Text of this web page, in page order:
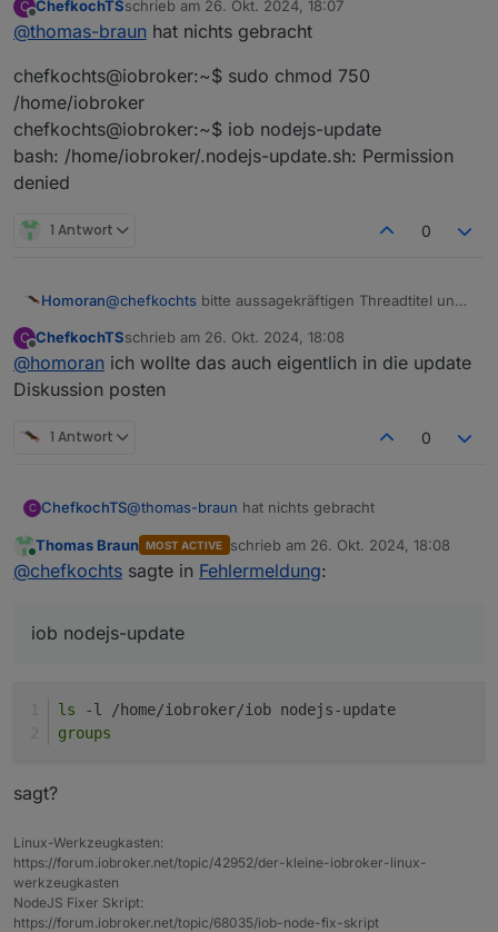
C
Offline
ChefkochTSschrieb am 26. Okt. 2024, 18:07
zuletzt editiert von
@thomas-braun hat nichts gebracht
chefkochts@iobroker:~$ sudo chmod 750
/home/iobroker
chefkochts@iobroker:~$ iob nodejs-update
bash: /home/iobroker/.nodejs-update.sh: Permission
denied
1 Antwort 0
Homoran@chefkochts bitte aussagekräftigen Threadtitel und
C
Offline
ChefkochTSschrieb am 26. Okt. 2024, 18:08
zuletzt editiert von
@homoran ich wollte das auch eigentlich in die update
Diskussion posten
1 Antwort 0
C ChefkochTS@thomas-braun hat nichts gebracht
chefkochts@iobroker:~$ sudo chmod 750
/home/iobroker
Permission denied
Online
Thomas Braun MOST ACTIVE schrieb am 26. Okt. 2024, 18:08
zuletzt editiert von
@chefkochts sagte in Fehlermeldung:
iob nodejs-update
ls -l /home/iobroker/iob nodejs-update
groups
sagt?
Linux-Werkzeugkasten:
https://forum.iobroker.net/topic/42952/der-kleine-iobroker-linux-
werkzeugkasten
NodeJS Fixer Skript:
https://forum.iobroker.net/topic/68035/iob-node-fix-skript